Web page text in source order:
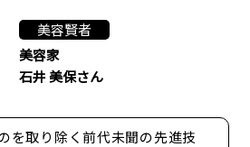
美容賢者
美容家
石井 美保さん
を取り除く前代未聞の先進技